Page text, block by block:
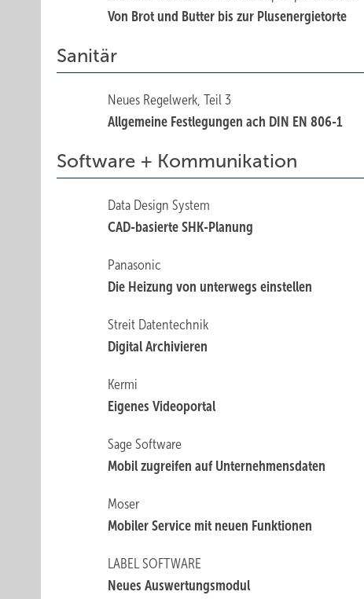
Von Brot und Butter bis zur Plusenergietorte
Sanitär
Neues Regelwerk, Teil 3
Allgemeine Festlegungen ach DIN EN 806-1
Software + Kommunikation
Data Design System
CAD-basierte SHK-Planung
Panasonic
Die Heizung von unterwegs einstellen
Streit Datentechnik
Digital Archivieren
Kermi
Eigenes Videoportal
Sage Software
Mobil zugreifen auf Unternehmensdaten
Moser
Mobiler Service mit neuen Funktionen
LABEL SOFTWARE
Neues Auswertungsmodul